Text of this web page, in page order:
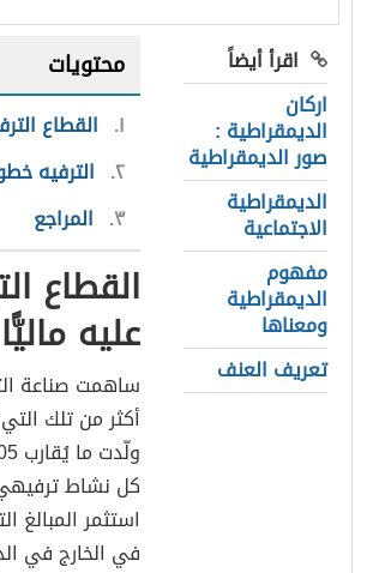
اقرأ أيضاً
اركان
الديمقراطية :
صور الديمقراطية
الديمقراطية
الاجتماعية
مفهوم
الديمقراطية
ومعناها
تعريف العنف
محتويات
١ القطاع
٢ الترفيه
٣ المراجع
القطاع
عليه ماليًّا
ساهمت صناعة
أكثر من تلك
ولّدت ما يُقارب
كل نشاط
استثمر المبالغ
في الخارج في